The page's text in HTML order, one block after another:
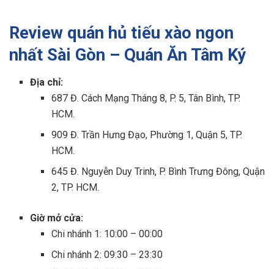
Review quán hủ tiếu xào ngon
nhất Sài Gòn – Quán Ăn Tâm Ký
Địa chỉ:
687 Đ. Cách Mạng Tháng 8, P. 5, Tân Bình, TP.
HCM.
909 Đ. Trần Hưng Đạo, Phường 1, Quận 5, TP.
HCM.
645 Đ. Nguyễn Duy Trinh, P. Bình Trưng Đông, Quận
2, TP. HCM.
Giờ mở cửa:
Chi nhánh 1: 10:00 – 00:00
Chi nhánh 2: 09:30 – 23:30